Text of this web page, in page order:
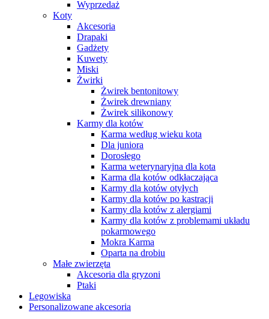
Wyprzedaż
Koty
Akcesoria
Drapaki
Gadżety
Kuwety
Miski
Żwirki
Żwirek bentonitowy
Żwirek drewniany
Żwirek silikonowy
Karmy dla kotów
Karma według wieku kota
Dla juniora
Dorosłego
Karma weterynaryjna dla kota
Karma dla kotów odkłaczająca
Karmy dla kotów otyłych
Karmy dla kotów po kastracji
Karmy dla kotów z alergiami
Karmy dla kotów z problemami układu
pokarmowego
Mokra Karma
Oparta na drobiu
Małe zwierzęta
Akcesoria dla gryzoni
Ptaki
Legowiska
Personalizowane akcesoria